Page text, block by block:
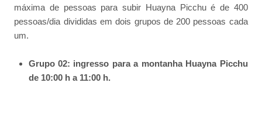
máxima de pessoas para subir Huayna Picchu é de 400
pessoas/dia divididas em dois grupos de 200 pessoas cada
um.
Grupo 02: ingresso para a montanha Huayna Picchu
de 10:00 h a 11:00 h.